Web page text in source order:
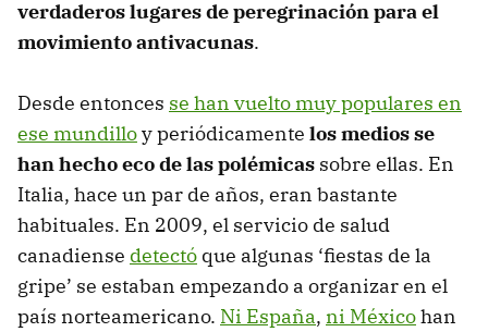
verdaderos lugares de peregrinación para el
movimiento antivacunas.
Desde entonces se han vuelto muy populares en
ese mundilloy periódicamente los medios se
han hecho eco de las polémicas sobre ellas. En
Italia, hace un par de años, eran bastante
habituales. En 2009, el servicio de salud
canadiense detectó que algunas ‘fiestas de la
gripe’ se estaban empezando a organizar en el
país norteamericano. Ni España, ni Méxicohan